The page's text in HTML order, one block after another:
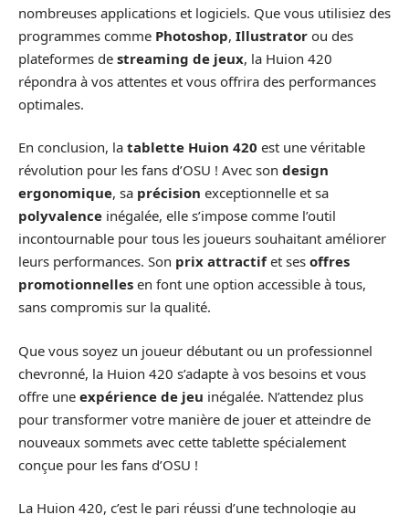
nombreuses applications et logiciels. Que vous utilisiez des
programmes comme Photoshop, Illustrator ou des
plateformes de streaming de jeux, la Huion 420
répondra à vos attentes et vous offrira des performances
optimales.
En conclusion, la tablette Huion 420 est une véritable
révolution pour les fans d’OSU ! Avec son design
ergonomique, sa précision exceptionnelle et sa
polyvalence inégalée, elle s’impose comme l’outil
incontournable pour tous les joueurs souhaitant améliorer
leurs performances. Son prix attractifet ses offres
promotionnelles en font une option accessible à tous,
sans compromis sur la qualité.
Que vous soyez un joueur débutant ou un professionnel
chevronné, la Huion 420 s’adapte à vos besoins et vous
offre une expérience de jeu inégalée. N’attendez plus
pour transformer votre manière de jouer et atteindre de
nouveaux sommets avec cette tablette spécialement
conçue pour les fans d’OSU !
La Huion 420, c’est le pari réussi d’une technologie au